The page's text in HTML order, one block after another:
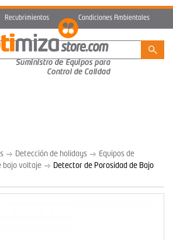
Recubrimientos Condiciones Ambientales
Detección de holidays
Equipos de
bajo voltaje
Detector de Porosidad de Bajo